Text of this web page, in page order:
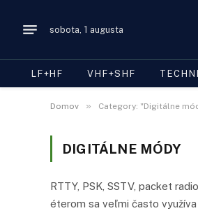
sobota, 1 augusta
LF+HF VHF+SHF
Domov » Category: "Digitálne
DIGITÁLNE MÓDY
RTTY, PSK, SSTV, packet
éterom sa veľmi často